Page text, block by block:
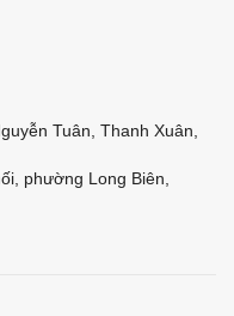
Tuân, Thanh Xuân,
phường Long Biên,